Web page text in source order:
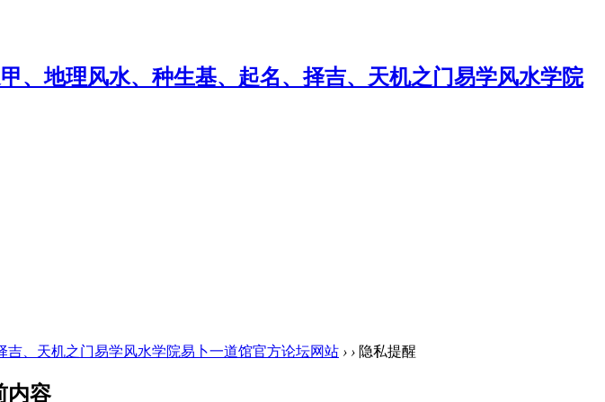
、天机之门易学风水学院易卜一道馆官方论坛网站 › › 隐私提醒
内容